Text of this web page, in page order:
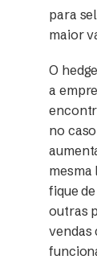
para
maior
O
a
no
mesma
fique
outras
vendas